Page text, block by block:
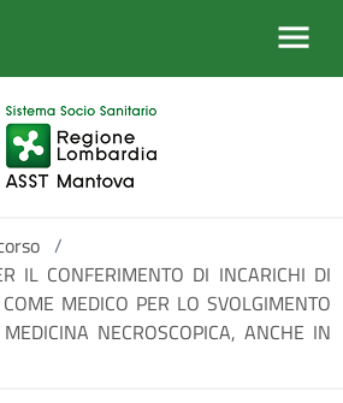
/
IL CONFERIMENTO DI INCARICHI DI
MEDICO PER LO SVOLGIMENTO
NECROSCOPICA, ANCHE IN